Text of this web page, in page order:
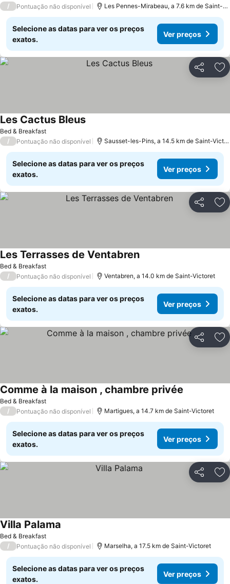
/ Pontuação não disponível Les Pennes-Mirabeau, a 7.6 km de Saint-
Selecione as datas para ver os preços
exatos.
Ver preços
Partilhar
Bed & Breakfast
Les Cactus BleusVer preços
/ Pontuação não disponível Sausset-les-Pins, a 14.5 km de Saint-
Selecione as datas para ver os preços
exatos.
Ver preços
Partilhar
Bed & Breakfast
Les Terrasses de VentabrenVer preços
/ Pontuação não disponível Ventabren, a 14.0 km de Saint-Victoret
Selecione as datas para ver os preços
exatos.
Ver preços
Partilhar
Bed & Breakfast
Comme à la maison , chambre privée
/ Pontuação não disponível Martigues, a 14.7 km de Saint-Victoret
Selecione as datas para ver os preços
exatos.
Ver preços
Partilhar
Bed & Breakfast
Villa Palama
/ Pontuação não disponível Marselha, a 17.5 km de Saint-Victoret
Selecione as datas para ver os preços
exatos.
Ver preços